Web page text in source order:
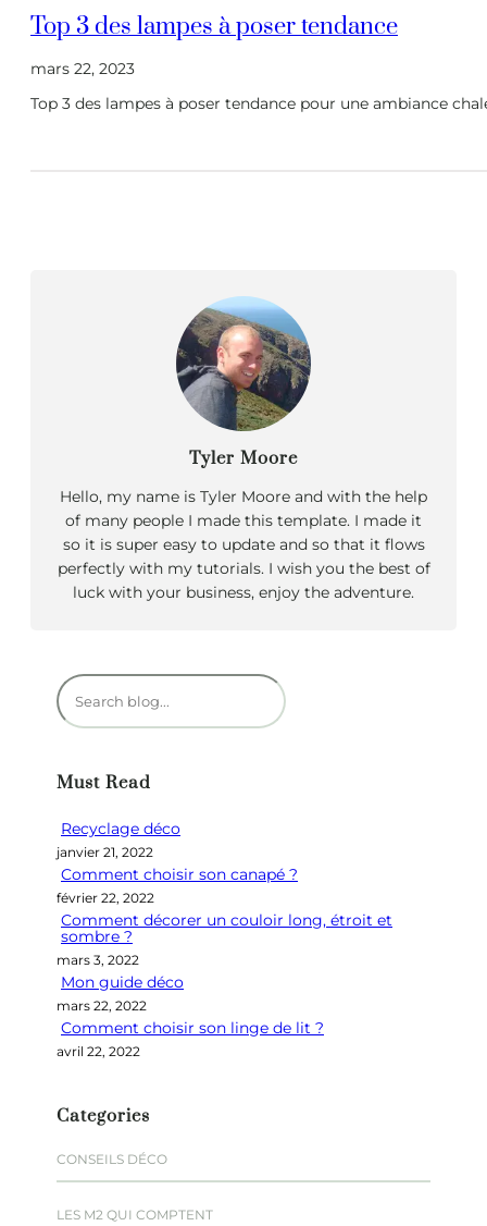
Top 3 des lampes à poser tendance
mars 22, 2023
Top 3 des lampes à poser tendance pour une ambiance
Tyler Moore
Hello, my name is Tyler Moore and with the help
of many people I made this template. I made it
so it is super easy to update and so that it flows
perfectly with my tutorials. I wish you the best of
luck with your business, enjoy the adventure.
R
e
e
c
h
e
Must Read
Recyclage déco
janvier 21, 2022
Comment choisir son canapé ?
février 22, 2022
Comment décorer un couloir long, étroit et
sombre ?
mars 3, 2022
Mon guide déco
mars 22, 2022
Comment choisir son linge de lit ?
avril 22, 2022
Categories
CONSEILS DÉCO
LES M2 QUI COMPTENT